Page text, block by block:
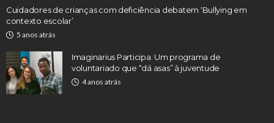
Cuidadores de crianças com deficiência debatem ‘Bullying em
contexto escolar’
5 anos atrás
Imaginarius Participa: Um programa de
voluntariado que “dá asas” à juventude
4 anos atrás